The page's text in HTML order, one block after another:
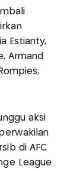
Estianty,
Armand
aksi
di AFC
League